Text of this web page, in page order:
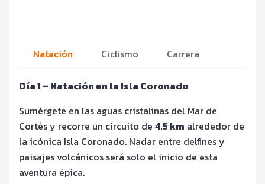
Natación Ciclismo Carrera
Día 1 – Natación en la Isla Coronado
Sumérgete en las aguas cristalinas del Mar de
Cortés y recorre un circuito de 4.5 km alrededor de
la icónica Isla Coronado. Nadar entre delfines y
paisajes volcánicos será solo el inicio de esta
aventura épica.